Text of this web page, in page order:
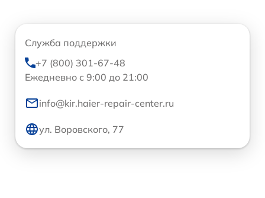
Служба поддержки
+7 (800) 301-67-48
Ежедневно с 9:00 до 21:00
info@kir.haier-repair-center.ru
ул. Воровского, 77